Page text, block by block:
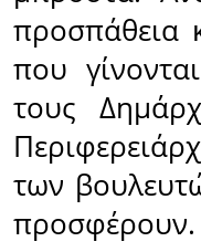
προσπάθεια
που
τους
των
προσφέρουν.